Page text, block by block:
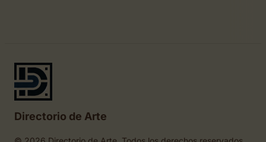
Directorio de Arte